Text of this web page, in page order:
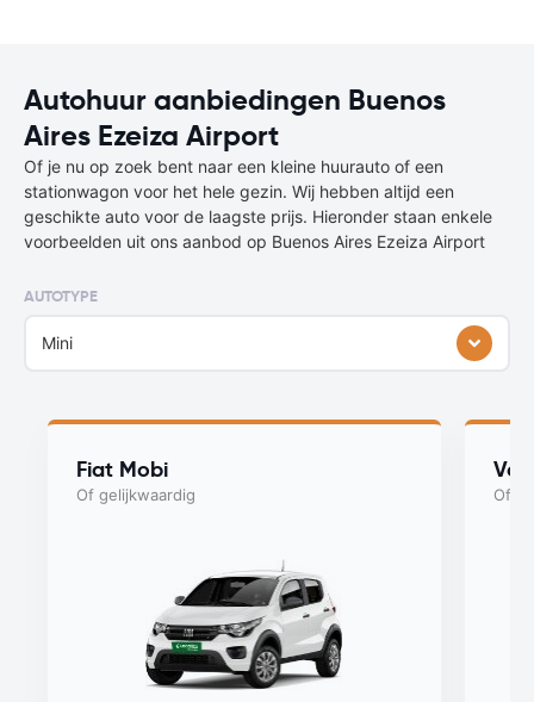
Autohuur aanbiedingen Buenos
Aires Ezeiza Airport
Of je nu op zoek bent naar een kleine huurauto of een
stationwagon voor het hele gezin. Wij hebben altijd een
geschikte auto voor de laagste prijs. Hieronder staan enkele
voorbeelden uit ons aanbod op Buenos Aires Ezeiza Airport
AUTOTYPE
Mini
Fiat Mobi
Of gelijkwaardig Of